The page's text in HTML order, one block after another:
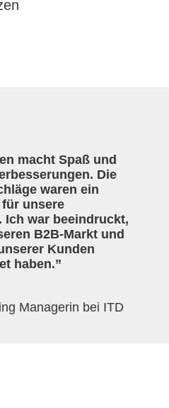
macht Spaß und
Die
waren ein
unsere
war beeindruckt,
B2B-Markt und
Kunden
haben.”
Managerin bei ITD